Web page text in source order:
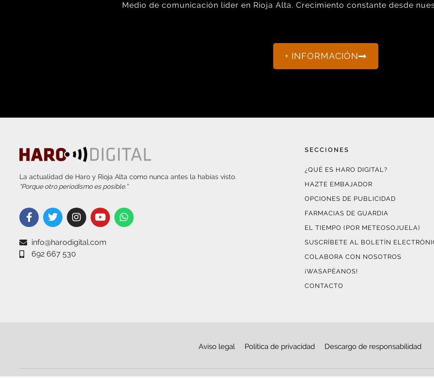
Medio de comunicación líder en Rioja Alta. Crecimiento constante desde
+ INFORMACIÓN
La actualidad de Haro y Rioja Alta como nunca antes la habías visto.
“Porque otro periodismo es posible.”
info@harodigital.com
692 667 530
SECCIONES
¿QUÉ ES HARO DIGITAL?
HAZTE EMBAJADOR
OPCIONES DE PUBLICIDAD
FARMACIAS DE GUARDIA
EL TIEMPO (POR METEOSOJUELA)
SUSCRÍBETE AL BOLETÍN
COLABORA CON NOSOTROS
¡WASAPÉANOS!
CONTACTO
Aviso legal Política de privacidad Descargo de responsabilidad